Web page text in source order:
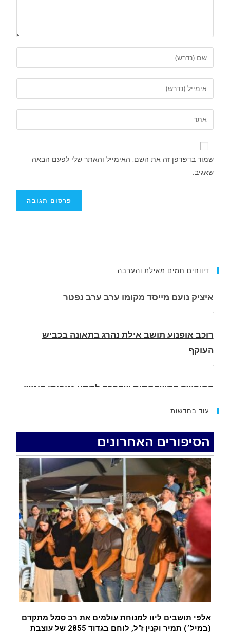
שמור בדפדפן זה את השם, האימייל והאתר שלי לפעם הבאה
שאגיב.
דיווחים חמים מאילת והערבה
רוכב אופנוע תושב אילת נהרג בתאונה בכביש
העוקף
החופשה המשפחתית שהפכה למסע גניבות: הוגשו
.
רכב התנגש במעקה בטיחות בכביש 90 בסמוך לעין
חצבה. פצועים
איציק נועם מייסד מקומו ערב ערב נפטר
עוד בחדשות
הסיפורים האחרונים
אלפי תושבים ליוו למנוחת עולמים את רב סמל מתקדם
(במיל׳) תמיר וקנין ז"ל, לוחם בגדוד 2855 של עוצבת